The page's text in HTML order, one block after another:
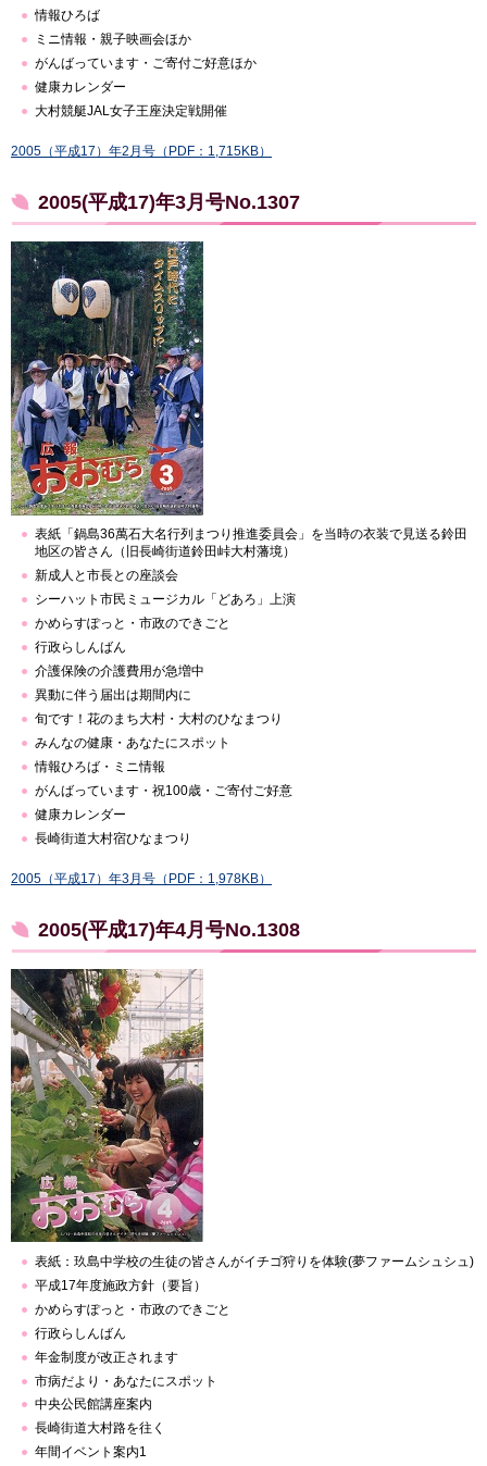
情報ひろば
ミニ情報・親子映画会ほか
がんばっています・ご寄付ご好意ほか
健康カレンダー
大村競艇JAL女子王座決定戦開催
2005（平成17）年2月号（PDF：1,715KB）
2005(平成17)年3月号No.1307
表紙「鍋島36萬石大名行列まつり推進委員会」を当時の衣装で見送る鈴田
地区の皆さん（旧長崎街道鈴田峠大村藩境）
新成人と市長との座談会
シーハット市民ミュージカル「どあろ」上演
かめらすぽっと・市政のできごと
行政らしんばん
介護保険の介護費用が急増中
異動に伴う届出は期間内に
旬です！花のまち大村・大村のひなまつり
みんなの健康・あなたにスポット
情報ひろば・ミニ情報
がんばっています・祝100歳・ご寄付ご好意
健康カレンダー
長崎街道大村宿ひなまつり
2005（平成17）年3月号（PDF：1,978KB）
2005(平成17)年4月号No.1308
表紙：玖島中学校の生徒の皆さんがイチゴ狩りを体験(夢ファームシュシュ)
平成17年度施政方針（要旨）
かめらすぽっと・市政のできごと
行政らしんばん
年金制度が改正されます
市病だより・あなたにスポット
中央公民館講座案内
長崎街道大村路を往く
年間イベント案内1